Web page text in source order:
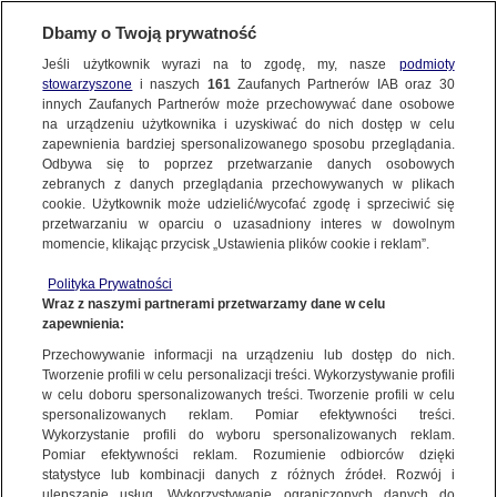
FAKTY | ZOBACZ FAKTY
Opozycja wygrywa wybory w Polsce. Teraz ruch należy do prezydenta
NAJNOWSZE
ZOBACZ FAKTY
FAKTY PO FAKTACH
FAKTY O ŚWIECIE
WIĘCEJ
KANAŁY
Dzień dobry!
Jedno konto do wszystkich usług
Dbamy o Twoją prywatność
Jeśli użytkownik wyrazi na to zgodę, my, nasze podmioty
stowarzyszone i naszych 161Zaufanych Partnerów IAB oraz 30
innych Zaufanych Partnerów może przechowywać dane osobowe
na urządzeniu użytkownika i uzyskiwać do nich dostęp w celu
zapewnienia bardziej spersonalizowanego sposobu przeglądania.
Odbywa się to poprzez przetwarzanie danych osobowych
zebranych z danych przeglądania przechowywanych w plikach
cookie. Użytkownik może udzielić/wycofać zgodę i sprzeciwić się
przetwarzaniu w oparciu o uzasadniony interes w dowolnym
momencie, klikając przycisk „Ustawienia plików cookie i reklam”.
Polityka Prywatności
Wraz z naszymi partnerami przetwarzamy dane w celu
zapewnienia:
Przechowywanie informacji na urządzeniu lub dostęp do nich.
Tworzenie profili w celu personalizacji treści. Wykorzystywanie profili
w celu doboru spersonalizowanych treści. Tworzenie profili w celu
spersonalizowanych reklam. Pomiar efektywności treści.
Wykorzystanie profili do wyboru spersonalizowanych reklam.
Pomiar efektywności reklam. Rozumienie odbiorców dzięki
statystyce lub kombinacji danych z różnych źródeł. Rozwój i